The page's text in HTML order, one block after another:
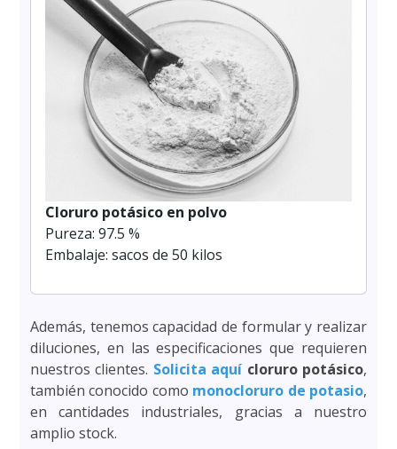
Cloruro potásico en polvo
Pureza: 97.5 %
Embalaje: sacos de 50 kilos
Además, tenemos capacidad de formular y realizar
diluciones, en las especificaciones que requieren
nuestros clientes. Solicita aquí cloruro potásico,
también conocido como monocloruro de potasio,
en cantidades industriales, gracias a nuestro
amplio stock.